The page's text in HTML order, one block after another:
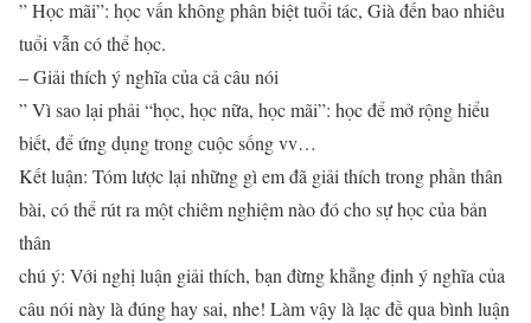
” Học mãi”: học vấn không phân biệt tuổi tác, Già đến bao nhiêu
tuổi vẫn có thể học.
– Giải thích ý nghĩa của cả câu nói
” Vì sao lại phải “học, học nữa, học mãi”: học để mở rộng hiểu
biết, để ứng dụng trong cuộc sống vv…
Kết luận: Tóm lược lại những gì em đã giải thích trong phần thân
bài, có thể rút ra một chiêm nghiệm nào đó cho sự học của bản
thân
chú ý: Với nghị luận giải thích, bạn đừng khẳng định ý nghĩa của
câu nói này là đúng hay sai, nhe! Làm vậy là lạc đề qua bình luận